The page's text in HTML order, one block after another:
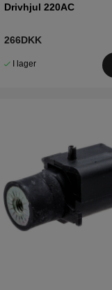
Drivhjul 220AC
266DKK
I lager